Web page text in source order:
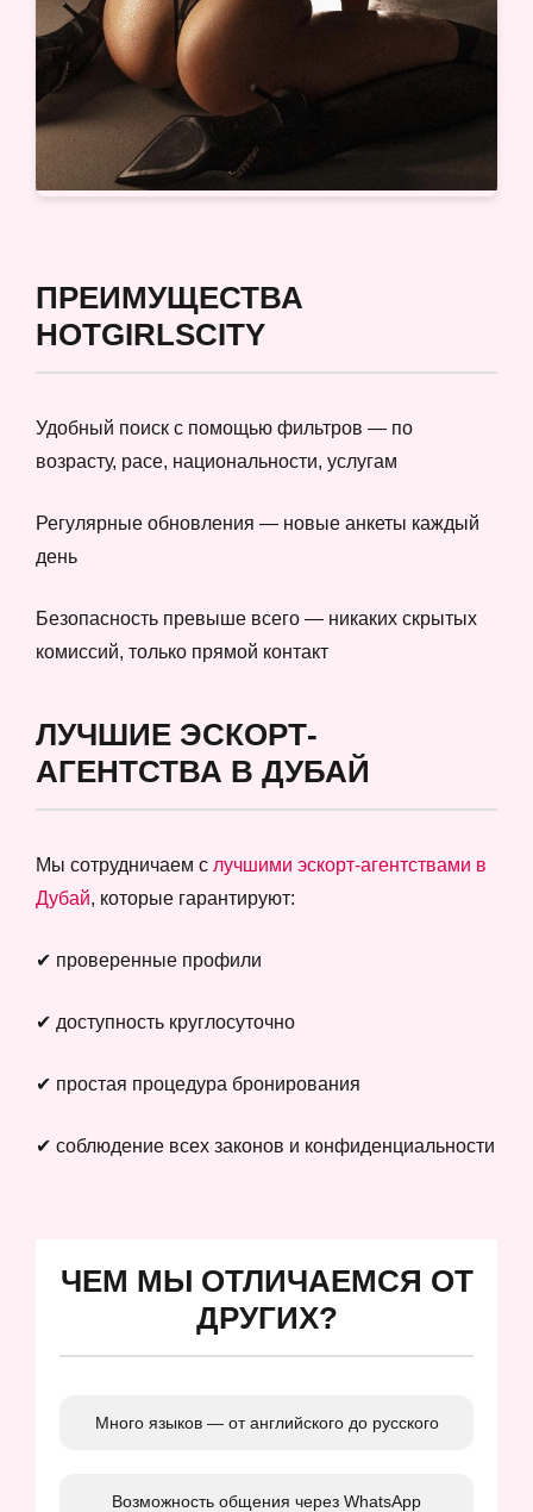
ПРЕИМУЩЕСТВА
HOTGIRLSCITY
Удобный поиск с помощью фильтров — по
возрасту, расе, национальности, услугам
Регулярные обновления — новые анкеты каждый
день
Безопасность превыше всего — никаких скрытых
комиссий, только прямой контакт
ЛУЧШИЕ ЭСКОРТ-
АГЕНТСТВА В ДУБАЙ
Мы сотрудничаем с лучшими эскорт-агентствами в
Дубай, которые гарантируют:
✔ проверенные профили
✔ доступность круглосуточно
✔ простая процедура бронирования
✔ соблюдение всех законов и конфиденциальности
ЧЕМ МЫ ОТЛИЧАЕМСЯ ОТ
ДРУГИХ?
Много языков — от английского до русского
Возможность общения через WhatsApp